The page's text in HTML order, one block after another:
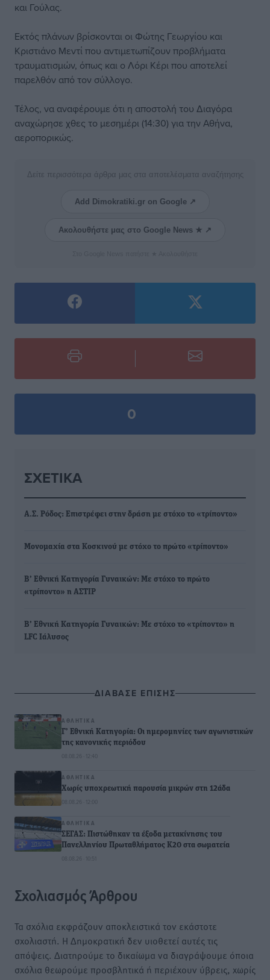
και Γούλας.
Εκτός πλάνων βρίσκονται οι Φώτης Γεωργίου και
Κριστιάνο Μεντί που αντιμετωπίζουν προβλήματα
τραυματισμών, όπως και ο Λόρι Κέρι που αποτελεί
παρελθόν από τον σύλλογο.
Τέλος, να αναφέρουμε ότι η αποστολή του Διαγόρα
αναχώρησε χθες το μεσημέρι (14:30) για την Αθήνα,
αεροπορικώς.
Δείτε περισσότερα άρθρα μας στα αποτελέσματα αναζήτησης
Add Dimokratiki.gr on Google ↗
Ακολουθήστε μας στο Google News ★ ↗
0
ΣΧΕΤΙΚΆ
Α.Σ. Ρόδος: Επιστρέφει στην δράση με στόχο το «τρίποντο»
Μονομαχία στα Κοσκινού με στόχο το πρώτο «τρίποντο»
Β’ Εθνική Κατηγορία Γυναικών: Με στόχο το πρώτο
«τρίποντο» η ΑΣΤΙΡ
Β’ Εθνική Κατηγορία Γυναικών: Με στόχο το «τρίποντο» η
LFC Ιάλυσος
ΔΙΑΒΑΣΕ ΕΠΙΣΗΣ
ΑΘΛΗΤΙΚΆ
Γ’ Εθνική Κατηγορία: Οι ημερομηνίες των αγωνιστικών
της κανονικής περιόδου
08.08.26 · 12:40
ΑΘΛΗΤΙΚΆ
Χωρίς υποχρεωτική παρουσία μικρών στη 12άδα
08.08.26 · 12:00
ΑΘΛΗΤΙΚΆ
ΣΕΓΑΣ: Πιστώθηκαν τα έξοδα μετακίνησης του
Πανελληνίου Πρωταθλήματος Κ20 στα σωματεία
08.08.26 · 10:51
Σχολιασμός Άρθρου
Τα σχόλια εκφράζουν αποκλειστικά τον εκάστοτε
σχολιαστή. Η Δημοκρατική δεν υιοθετεί αυτές τις
απόψεις. Διατηρούμε το δικαίωμα να διαγράψουμε όποια
σχόλια θεωρούμε προσβλητικά ή περιέχουν ύβρεις, χωρίς